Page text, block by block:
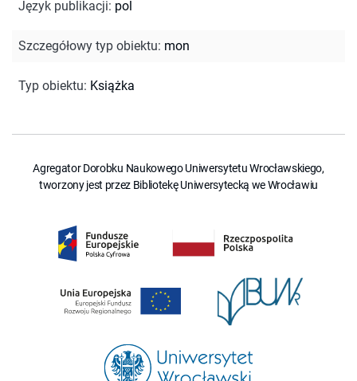
Język publikacji: pol
Szczegółowy typ obiektu: mon
Typ obiektu: Książka
Agregator Dorobku Naukowego Uniwersytetu Wrocławskiego,
tworzony jest przez Bibliotekę Uniwersytecką we Wrocławiu